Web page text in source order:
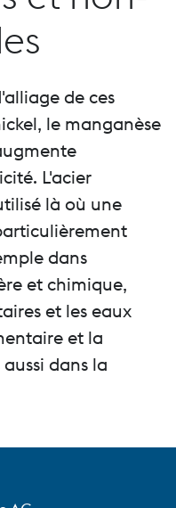
de ces
le manganèse
L'acier
là où une
dans
et chimique,
et les eaux
et la
dans la